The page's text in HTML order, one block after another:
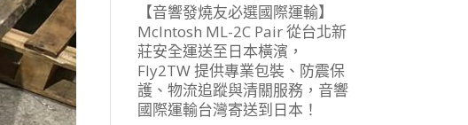
【音響發燒友必選國際運輸】
McIntosh ML-2C Pair 從台北新
莊安全運送至日本橫濱，
Fly2TW 提供專業包裝、防震保
護、物流追蹤與清關服務，音響
國際運輸台灣寄送到日本！